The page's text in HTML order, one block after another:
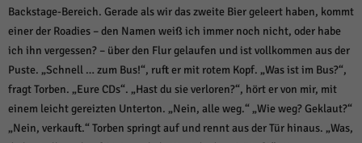
Backstage-Bereich. Gerade als wir das zweite Bier geleert haben, kommt
einer der Roadies – den Namen weiß ich immer noch nicht, oder habe
ich ihn vergessen? – über den Flur gelaufen und ist vollkommen aus der
Puste. „Schnell … zum Bus!“, ruft er mit rotem Kopf. „Was ist im Bus?“,
fragt Torben. „Eure CDs“. „Hast du sie verloren?“, hört er von mir, mit
einem leicht gereizten Unterton. „Nein, alle weg.“ „Wie weg? Geklaut?“
„Nein, verkauft.“ Torben springt auf und rennt aus der Tür hinaus. „Was,
Cookie-Informationen anzeigen
Statistiken (1)
Statistik Cookies erfassen Informationen anonym. Diese Informationen helfen
uns zu verstehen, wie unsere Besucher unsere Website nutzen.
Cookie-Informationen anzeigen